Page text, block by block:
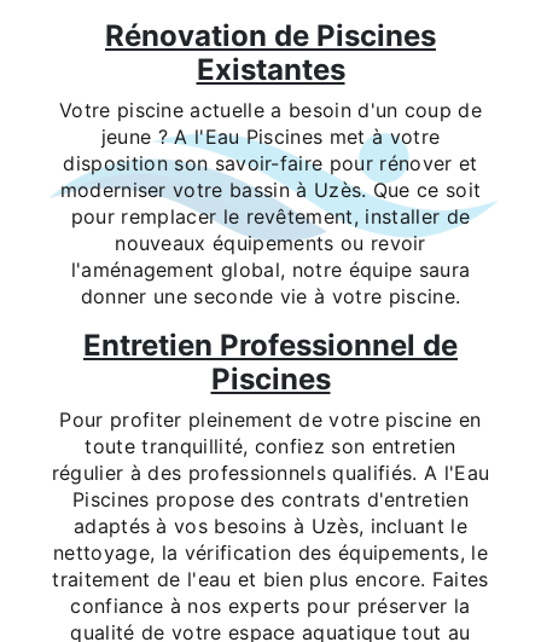
Rénovation de Piscines
Existantes
Votre piscine actuelle a besoin d'un coup de
jeune ? A l'Eau Piscines met à votre
disposition son savoir-faire pour rénover et
moderniser votre bassin à Uzès. Que ce soit
pour remplacer le revêtement, installer de
nouveaux équipements ou revoir
l'aménagement global, notre équipe saura
donner une seconde vie à votre piscine.
Entretien Professionnel de
Piscines
Pour profiter pleinement de votre piscine en
toute tranquillité, confiez son entretien
régulier à des professionnels qualifiés. A l'Eau
Piscines propose des contrats d'entretien
adaptés à vos besoins à Uzès, incluant le
nettoyage, la vérification des équipements, le
traitement de l'eau et bien plus encore. Faites
confiance à nos experts pour préserver la
qualité de votre espace aquatique tout au